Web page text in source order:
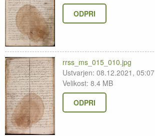
ODPRI
rrss_ms_015_010.jpg
Ustvarjen: 08.12.2021, 05:07
Velikost: 8.4 MB
ODPRI